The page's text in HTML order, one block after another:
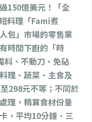
150億美元！「全
料理「Fami煮
包」市場的零售業
時間下廚的「時
料、不動刀、免砧
理、蔬菜、主食及
298元不等；不同於
理，精算食材份量
，平均10分鐘、三